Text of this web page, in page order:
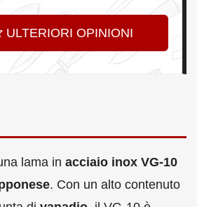
ULTERIORI OPINIONI
lama in acciaio inox VG-10
. Con un alto contenuto